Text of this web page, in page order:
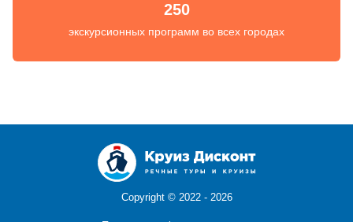
250
экскурсионных программ во всех городах
Copyright © 2022 - 2026